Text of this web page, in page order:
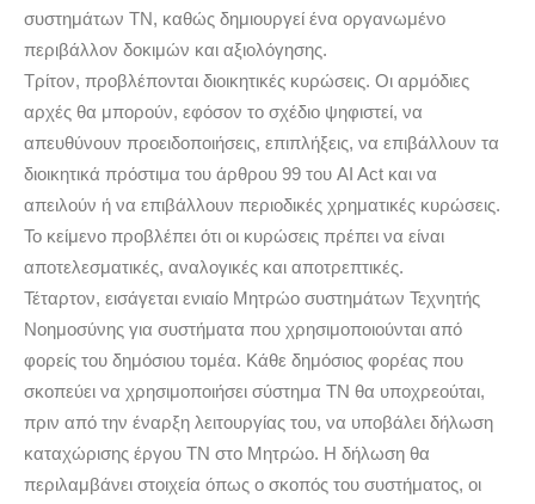
συστημάτων ΤΝ, καθώς δημιουργεί ένα οργανωμένο
περιβάλλον δοκιμών και αξιολόγησης.
Τρίτον, προβλέπονται διοικητικές κυρώσεις. Οι αρμόδιες
αρχές θα μπορούν, εφόσον το σχέδιο ψηφιστεί, να
απευθύνουν προειδοποιήσεις, επιπλήξεις, να επιβάλλουν τα
διοικητικά πρόστιμα του άρθρου 99 του AI Act και να
απειλούν ή να επιβάλλουν περιοδικές χρηματικές κυρώσεις.
Το κείμενο προβλέπει ότι οι κυρώσεις πρέπει να είναι
αποτελεσματικές, αναλογικές και αποτρεπτικές.
Τέταρτον, εισάγεται ενιαίο Μητρώο συστημάτων Τεχνητής
Νοημοσύνης για συστήματα που χρησιμοποιούνται από
φορείς του δημόσιου τομέα. Κάθε δημόσιος φορέας που
σκοπεύει να χρησιμοποιήσει σύστημα ΤΝ θα υποχρεούται,
πριν από την έναρξη λειτουργίας του, να υποβάλει δήλωση
καταχώρισης έργου ΤΝ στο Μητρώο. Η δήλωση θα
περιλαμβάνει στοιχεία όπως ο σκοπός του συστήματος, οι